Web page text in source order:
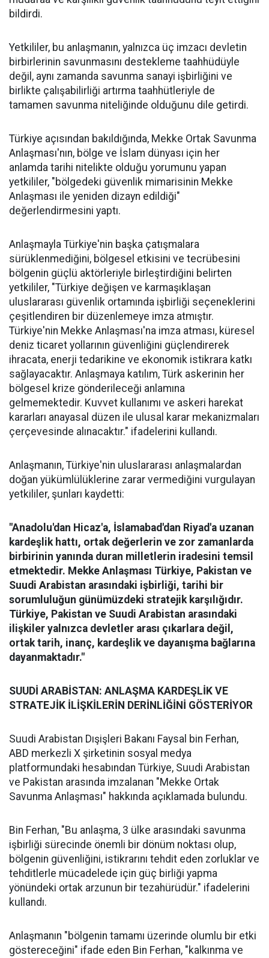
bildirdi.
Yetkililer, bu anlaşmanın, yalnızca üç imzacı devletin
birbirlerinin savunmasını destekleme taahhüdüyle
değil, aynı zamanda savunma sanayi işbirliğini ve
birlikte çalışabilirliği artırma taahhütleriyle de
tamamen savunma niteliğinde olduğunu dile getirdi.
Türkiye açısından bakıldığında, Mekke Ortak Savunma
Anlaşması'nın, bölge ve İslam dünyası için her
anlamda tarihi nitelikte olduğu yorumunu yapan
yetkililer, "bölgedeki güvenlik mimarisinin Mekke
Anlaşması ile yeniden dizayn edildiği"
değerlendirmesini yaptı.
Anlaşmayla Türkiye'nin başka çatışmalara
sürüklenmediğini, bölgesel etkisini ve tecrübesini
bölgenin güçlü aktörleriyle birleştirdiğini belirten
yetkililer, "Türkiye değişen ve karmaşıklaşan
uluslararası güvenlik ortamında işbirliği seçeneklerini
çeşitlendiren bir düzenlemeye imza atmıştır.
Türkiye'nin Mekke Anlaşması'na imza atması, küresel
deniz ticaret yollarının güvenliğini güçlendirerek
ihracata, enerji tedarikine ve ekonomik istikrara katkı
sağlayacaktır. Anlaşmaya katılım, Türk askerinin her
bölgesel krize gönderileceği anlamına
gelmemektedir. Kuvvet kullanımı ve askeri harekat
kararları anayasal düzen ile ulusal karar mekanizmaları
çerçevesinde alınacaktır." ifadelerini kullandı.
Anlaşmanın, Türkiye'nin uluslararası anlaşmalardan
doğan yükümlülüklerine zarar vermediğini vurgulayan
yetkililer, şunları kaydetti:
"Anadolu'dan Hicaz'a, İslamabad'dan Riyad'a uzanan
kardeşlik hattı, ortak değerlerin ve zor zamanlarda
birbirinin yanında duran milletlerin iradesini temsil
etmektedir. Mekke Anlaşması Türkiye, Pakistan ve
Suudi Arabistan arasındaki işbirliği, tarihi bir
sorumluluğun günümüzdeki stratejik karşılığıdır.
Türkiye, Pakistan ve Suudi Arabistan arasındaki
ilişkiler yalnızca devletler arası çıkarlara değil,
ortak tarih, inanç, kardeşlik ve dayanışma bağlarına
dayanmaktadır."
SUUDİ ARABİSTAN: ANLAŞMA KARDEŞLİK VE
STRATEJİK İLİŞKİLERİN DERİNLİĞİNİ GÖSTERİYOR
Suudi Arabistan Dışişleri Bakanı Faysal bin Ferhan,
ABD merkezli X şirketinin sosyal medya
platformundaki hesabından Türkiye, Suudi Arabistan
ve Pakistan arasında imzalanan "Mekke Ortak
Savunma Anlaşması" hakkında açıklamada bulundu.
Bin Ferhan, "Bu anlaşma, 3 ülke arasındaki savunma
işbirliği sürecinde önemli bir dönüm noktası olup,
bölgenin güvenliğini, istikrarını tehdit eden zorluklar ve
tehditlerle mücadelede için güç birliği yapma
yönündeki ortak arzunun bir tezahürüdür." ifadelerini
kullandı.
Anlaşmanın "bölgenin tamamı üzerinde olumlu bir etki
göstereceğini" ifade eden Bin Ferhan, "kalkınma ve